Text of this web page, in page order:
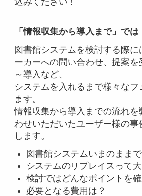
「情報収集から導入まで」では
図書館システムを検討する際に
ーカーへの問い合わせ、提案を
～導入など、
システムを入れるまで様々なフ
ます。
情報収集から導入までの流れを
わせいただいたユーザー様の事
します。
図書館システムいまのまま
システムのリプレイスって
検討ではどんなポイントを
必要となる費用は？